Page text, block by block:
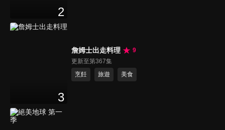
2
3
詹姆士出走料理
9
更新至第367集
烹飪
旅遊 美食